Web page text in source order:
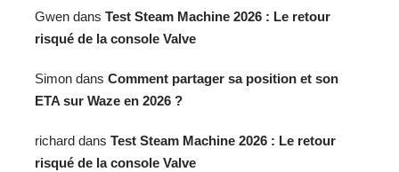
Gwen dans Test Steam Machine 2026 : Le retour
risqué de la console Valve
Simon dans Comment partager sa position et son
ETA sur Waze en 2026 ?
richard dans Test Steam Machine 2026 : Le retour
risqué de la console Valve